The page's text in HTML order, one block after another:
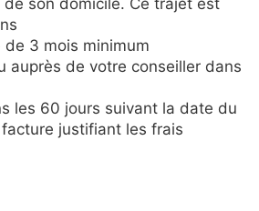
de son domicile. Ce trajet est
de 3 mois minimum
auprès de votre conseiller dans
les 60 jours suivant la date du
justifiant les frais